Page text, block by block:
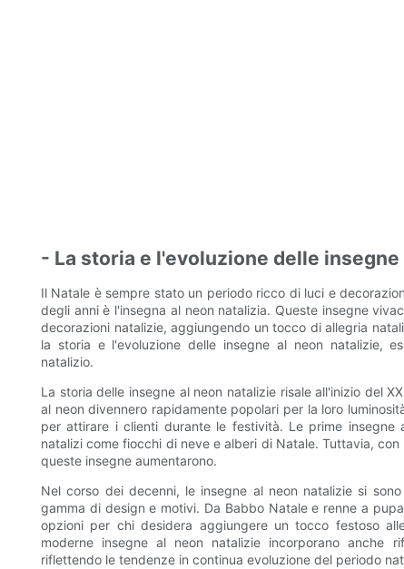
- La storia e l'evoluzione delle
Il Natale è sempre stato un periodo ricco di luci e
degli anni è l'insegna al neon natalizia. Queste insegne
decorazioni natalizie, aggiungendo un tocco di allegria
la storia e l'evoluzione delle insegne al neon natalizie,
natalizio.
La storia delle insegne al neon natalizie risale all'inizio del
al neon divennero rapidamente popolari per la loro
per attirare i clienti durante le festività. Le prime insegne
natalizi come fiocchi di neve e alberi di Natale. Tuttavia,
queste insegne aumentarono.
Nel corso dei decenni, le insegne al neon natalizie si
gamma di design e motivi. Da Babbo Natale e renne a
opzioni per chi desidera aggiungere un tocco festoso
moderne insegne al neon natalizie incorporano anche
riflettendo le tendenze in continua evoluzione del periodo